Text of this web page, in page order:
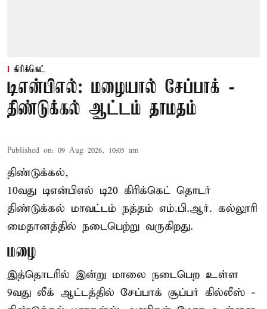
கிரிக்கெட்
டிஎன்பிஎல்: மழையால் சேப்பாக் -
திண்டுக்கல் ஆட்டம் தாமதம்
Published on: 09 Aug 2026, 10:05 am
திண்டுக்கல்,
10வது டிஎன்பிஎல் டி20 கிரிக்கெட் தொடர்
திண்டுக்கல் மாவட்டம் நத்தம் எம்.பி.ஆர். கல்லூரி
மைதானத்தில் நடைபெற்று வருகிறது.
மழை
இத்தொடரில் இன்று மாலை நடைபெற உள்ள
9வது லீக் ஆட்டத்தில் சேப்பாக் சூப்பர் கில்லீஸ் -